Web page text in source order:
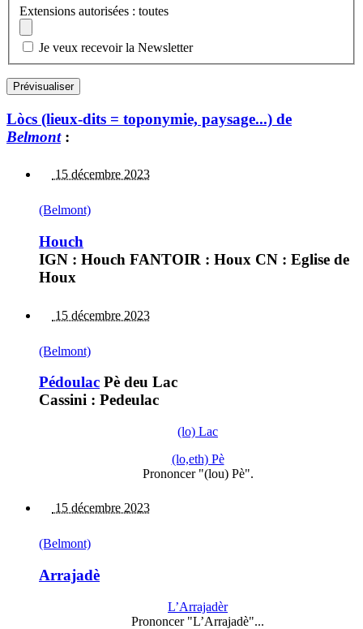
Extensions autorisées : toutes
Je veux recevoir la Newsletter
Lòcs (lieux-dits = toponymie, paysage...) de
Belmont:
15 décembre 2023
(Belmont)
Houch
IGN : Houch FANTOIR : Houx CN : Eglise de
Houx
15 décembre 2023
(Belmont)
Pédoulac Pè deu Lac
Cassini : Pedeulac
(lo) Lac
(lo,eth) Pè
Prononcer "(lou) Pè".
15 décembre 2023
(Belmont)
Arrajadè
L’Arrajadèr
Prononcer "L’Arrajadè"...